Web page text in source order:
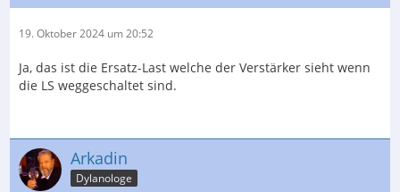
19. Oktober 2024 um 20:52
Ja, das ist die Ersatz-Last welche der Verstärker sieht wenn
die LS weggeschaltet sind.
Arkadin
Dylanologe